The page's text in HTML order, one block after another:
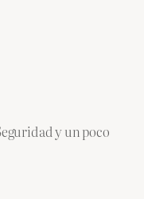
y un poco